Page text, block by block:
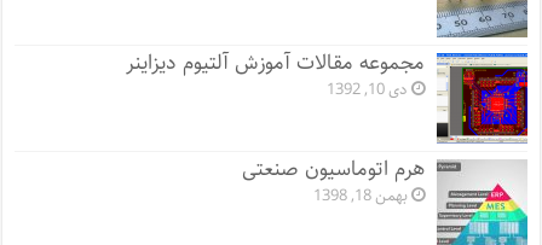
مجموعه مقالات آموزش آلتیوم دیزاینر
دی 10, 1392
هرم اتوماسیون صنعتی
بهمن 18, 1398